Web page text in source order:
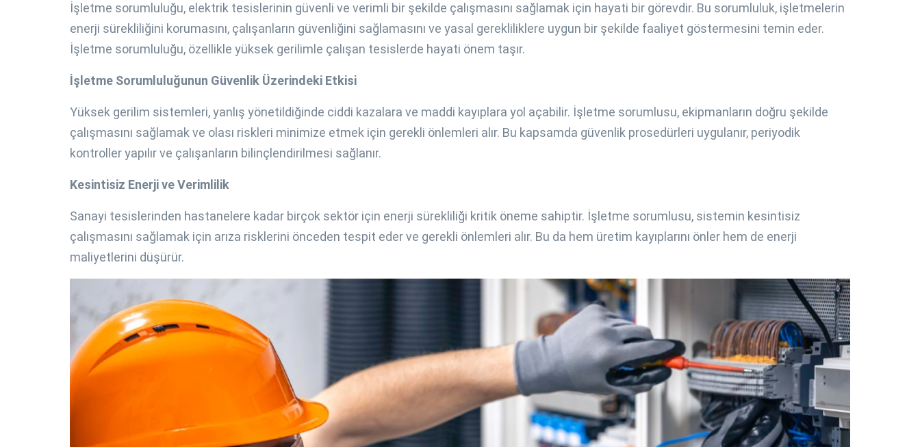
İşletme sorumluluğu, elektrik tesislerinin güvenli ve verimli bir şekilde çalışmasını sağlamak için hayati bir görevdir. Bu sorumluluk, işletmelerin
enerji sürekliliğini korumasını, çalışanların güvenliğini sağlamasını ve yasal gerekliliklere uygun bir şekilde faaliyet göstermesini temin eder.
İşletme sorumluluğu, özellikle yüksek gerilimle çalışan tesislerde hayati önem taşır.
İşletme Sorumluluğunun Güvenlik Üzerindeki Etkisi
Yüksek gerilim sistemleri, yanlış yönetildiğinde ciddi kazalara ve maddi kayıplara yol açabilir. İşletme sorumlusu, ekipmanların doğru şekilde
çalışmasını sağlamak ve olası riskleri minimize etmek için gerekli önlemleri alır. Bu kapsamda güvenlik prosedürleri uygulanır, periyodik
kontroller yapılır ve çalışanların bilinçlendirilmesi sağlanır.
Kesintisiz Enerji ve Verimlilik
Sanayi tesislerinden hastanelere kadar birçok sektör için enerji sürekliliği kritik öneme sahiptir. İşletme sorumlusu, sistemin kesintisiz
çalışmasını sağlamak için arıza risklerini önceden tespit eder ve gerekli önlemleri alır. Bu da hem üretim kayıplarını önler hem de enerji
maliyetlerini düşürür.